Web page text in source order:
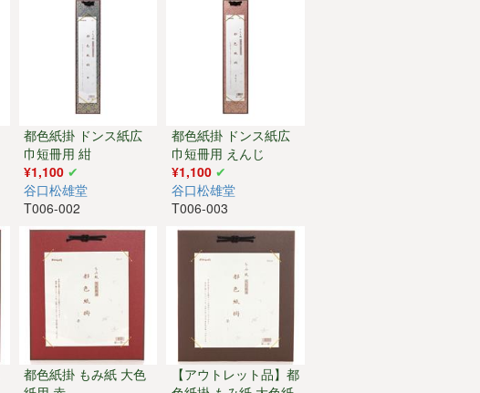
都色紙掛 ドンス紙広
巾短冊用 紺
¥1,100
谷口松雄堂
T006-002
都色紙掛 ドンス紙広
巾短冊用 えんじ
¥1,100
谷口松雄堂
T006-003
都色紙掛 もみ紙 大色
【アウトレット品】都